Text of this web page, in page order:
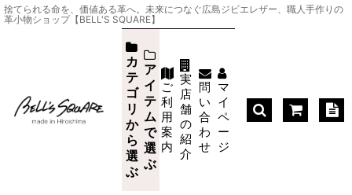
捨てられる命を、価値ある革へ。未来につなぐ広島ジビエレザー、職人手作りの
革小物ショップ【BELL'S SQUARE】
カ
テ
ゴ
リ
か
ら
選
ぶ
ア
イ
テ
ム
で
選
ぶ
ご
利
用
案
内
実
店
舗
の
紹
介
問
い
合
わ
せ
マ
イ
ペ
ー
ジ